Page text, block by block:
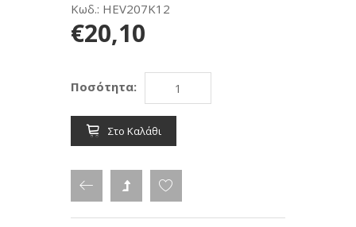
Κωδ.: HEV207K12
€20,10
Ποσότητα:
Στο Καλάθι